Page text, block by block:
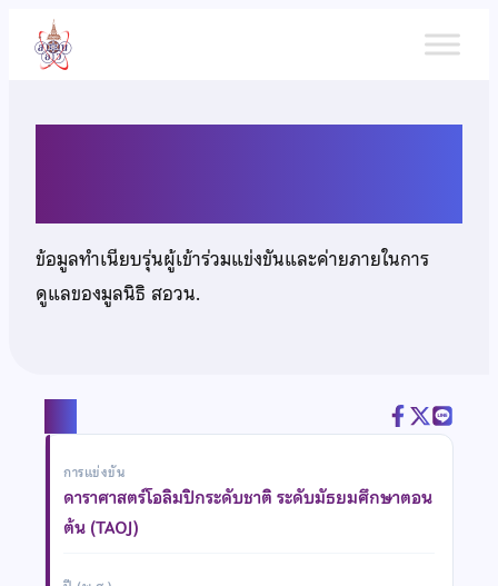
เนื้อหา
ข้อมูลทำเนียบรุ่นผู้เข้าร่วมแข่งขันและค่ายภายในการ
ดูแลของมูลนิธิ สอวน.
การแข่งขัน
ดาราศาสตร์โอลิมปิกระดับชาติ ระดับมัธยมศึกษาตอน
ต้น (TAOJ)